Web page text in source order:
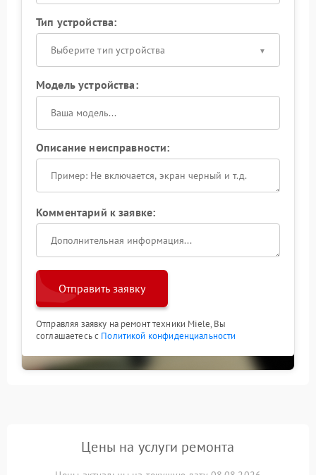
Тип устройства:
Выберите тип устройства
Модель устройства:
Описание неисправности:
Комментарий к заявке:
Отправить заявку
Отправляя заявку на ремонт техники Miele, Вы
соглашаетесь с Политикой конфиденциальности
Цены на услуги ремонта